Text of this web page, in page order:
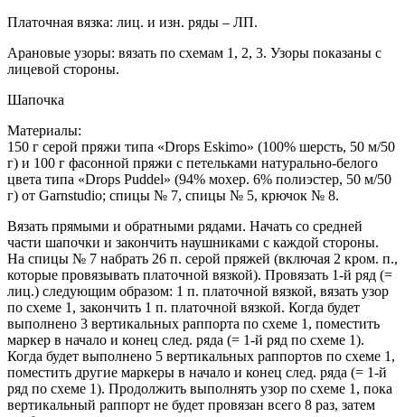
Платочная вязка: лиц. и изн. ряды – ЛП.
Арановые узоры: вязать по схемам 1, 2, 3. Узоры показаны с
лицевой стороны.
Шапочка
Материалы:
150 г серой пряжи типа «Drops Eskimo» (100% шерсть, 50 м/50
г) и 100 г фасонной пряжи с петельками натурально-белого
цвета типа «Drops Puddel» (94% мохер. 6% полиэстер, 50 м/50
г) от Garnstudio; спицы № 7, спицы № 5, крючок № 8.
Вязать прямыми и обратными рядами. Начать со средней
части шапочки и закончить наушниками с каждой стороны.
На спицы № 7 набрать 26 п. серой пряжей (включая 2 кром. п.,
которые провязывать платочной вязкой). Провязать 1-й ряд (=
лиц.) следующим образом: 1 п. платочной вязкой, вязать узор
по схеме 1, закончить 1 п. платочной вязкой. Когда будет
выполнено 3 вертикальных раппорта по схеме 1, поместить
маркер в начало и конец след. ряда (= 1-й ряд по схеме 1).
Когда будет выполнено 5 вертикальных раппортов по схеме 1,
поместить другие маркеры в начало и конец след. ряда (= 1-й
ряд по схеме 1). Продолжить выполнять узор по схеме 1, пока
вертикальный раппорт не будет провязан всего 8 раз, затем